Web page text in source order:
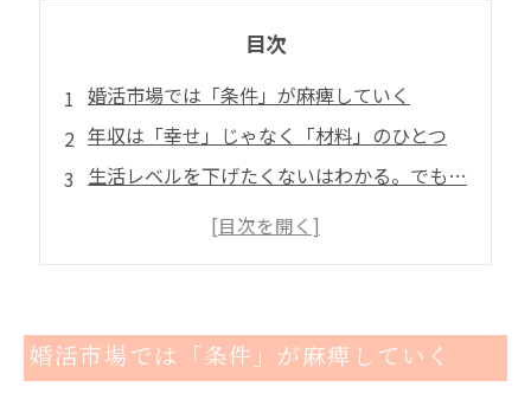
目次
婚活市場では「条件」が麻痺していく
年収は「幸せ」じゃなく「材料」のひとつ
生活レベルを下げたくないはわかる。でも…
年収だけ見てる人ほど、なぜか愛されない
こんな婚活のお悩みありませんか？
表彰メディア掲載歴
婚活市場では「条件」が麻痺していく